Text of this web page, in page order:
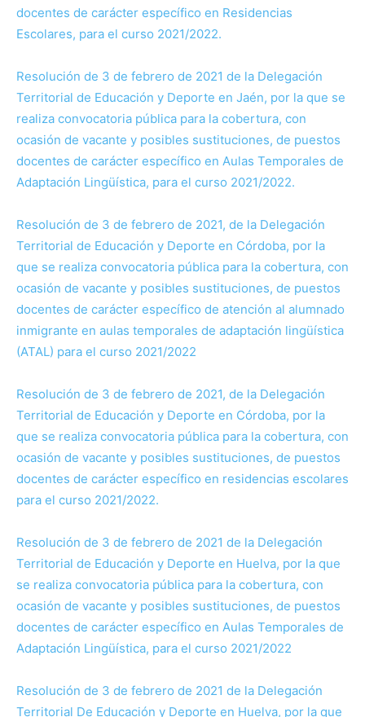
docentes de carácter específico en Residencias
Escolares, para el curso 2021/2022.
Resolución de 3 de febrero de 2021 de la Delegación
Territorial de Educación y Deporte en Jaén, por la que se
realiza convocatoria pública para la cobertura, con
ocasión de vacante y posibles sustituciones, de puestos
docentes de carácter específico en Aulas Temporales de
Adaptación Lingüística, para el curso 2021/2022.
Resolución de 3 de febrero de 2021, de la Delegación
Territorial de Educación y Deporte en Córdoba, por la
que se realiza convocatoria pública para la cobertura, con
ocasión de vacante y posibles sustituciones, de puestos
docentes de carácter específico de atención al alumnado
inmigrante en aulas temporales de adaptación lingüística
(ATAL) para el curso 2021/2022
Resolución de 3 de febrero de 2021, de la Delegación
Territorial de Educación y Deporte en Córdoba, por la
que se realiza convocatoria pública para la cobertura, con
ocasión de vacante y posibles sustituciones, de puestos
docentes de carácter específico en residencias escolares
para el curso 2021/2022.
Resolución de 3 de febrero de 2021 de la Delegación
Territorial de Educación y Deporte en Huelva, por la que
se realiza convocatoria pública para la cobertura, con
ocasión de vacante y posibles sustituciones, de puestos
docentes de carácter específico en Aulas Temporales de
Adaptación Lingüística, para el curso 2021/2022
Resolución de 3 de febrero de 2021 de la Delegación
Territorial De Educación y Deporte en Huelva, por la que